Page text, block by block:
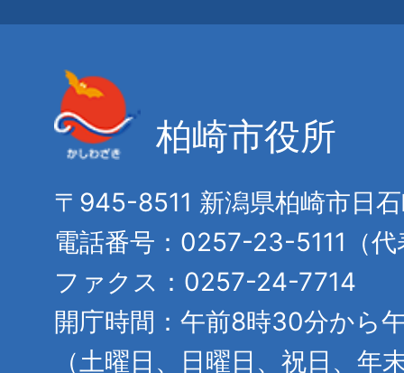
柏崎市役所
〒945-8511 新潟県柏崎市日
電話番号：0257-23-5111（代
ファクス：0257-24-7714
開庁時間：午前8時30分から
（土曜日、日曜日、祝日、年